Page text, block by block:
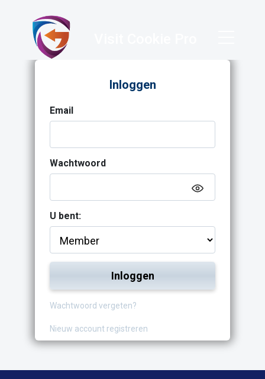
Inloggen
Email
Wachtwoord
U bent:
Inloggen
Wachtwoord vergeten?
Nieuw account registreren